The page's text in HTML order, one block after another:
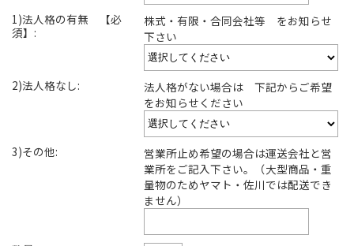
1)法人格の有無 【必
須】:
株式・有限・合同会社等 をお知らせ
下さい
2)法人格なし:
法人格がない場合は 下記からご希望
をお知らせください
3)その他:
営業所止め希望の場合は運送会社と営
業所をご記入下さい。（大型商品・重
量物のためヤマト・佐川では配送でき
ません）